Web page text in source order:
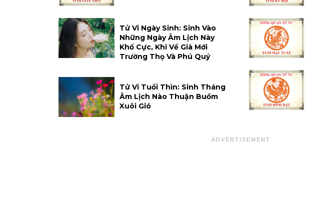
Tử Vi Ngày Sinh: Sinh Vào
Những Ngày Âm Lịch Này
Khổ Cực, Khi Về Già Mới
Trường Thọ Và Phú Quý
Tử Vi Tuổi Thìn: Sinh Tháng
Âm Lịch Nào Thuận Buồm
Xuôi Gió